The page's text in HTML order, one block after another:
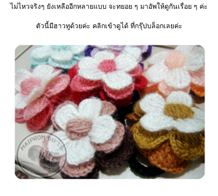
ไม่ไหวจริงๆ ยังเหลืออีกหลายแบบ จะทยอย ๆ มาอัพให้ดูกันเรื่อย ๆ ค่ะ
ตัวนี้มีฮาวทูด้วยค่ะ คลิกเข้าดูได้ ที่กรุ๊ปบล็อกเลยค่ะ